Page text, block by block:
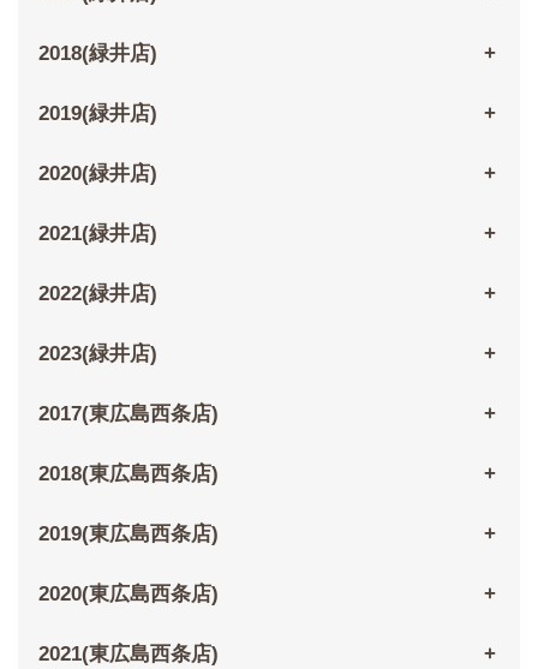
2018(緑井店)
2019(緑井店)
2020(緑井店)
2021(緑井店)
2022(緑井店)
2023(緑井店)
2017(東広島西条店)
2018(東広島西条店)
2019(東広島西条店)
2020(東広島西条店)
2021(東広島西条店)